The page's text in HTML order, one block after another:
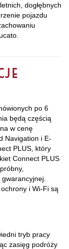
dogłębnych
pojazdu
po 6
będą częścią
w cenę
Navigation i E-
PLUS, który
Connect PLUS
i Wi-Fi są
tryb pracy
zasięg podróży